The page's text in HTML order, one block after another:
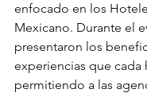
enfocado en los
Mexicano. Durante el
presentaron los
experiencias que cada
permitiendo a las